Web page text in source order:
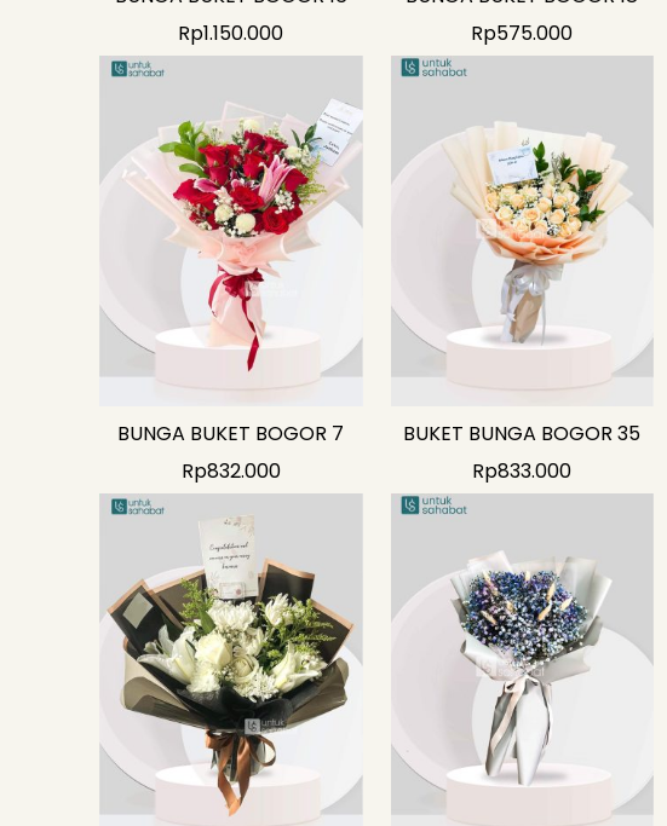
Rp1.150.000
Rp575.000
BUNGA BUKET BOGOR 7
Rp832.000
BUKET BUNGA BOGOR 35
Rp833.000